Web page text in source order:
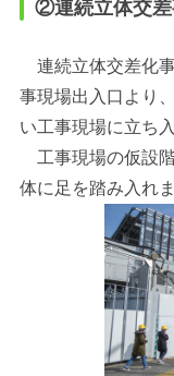
②連続立体交
連続立体交差化
事現場出入口より
い工事現場に立ち入
工事現場の仮設
体に足を踏み入れま